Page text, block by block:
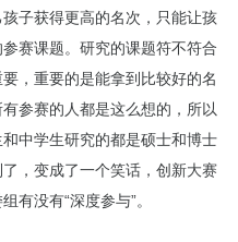
子获得更高的名次，只能让孩
赛课题。研究的课题符不符合
，重要的是能拿到比较好的名
参赛的人都是这么想的，所以
中学生研究的都是硕士和博士
，变成了一个笑话，创新大赛
有没有“深度参与”。